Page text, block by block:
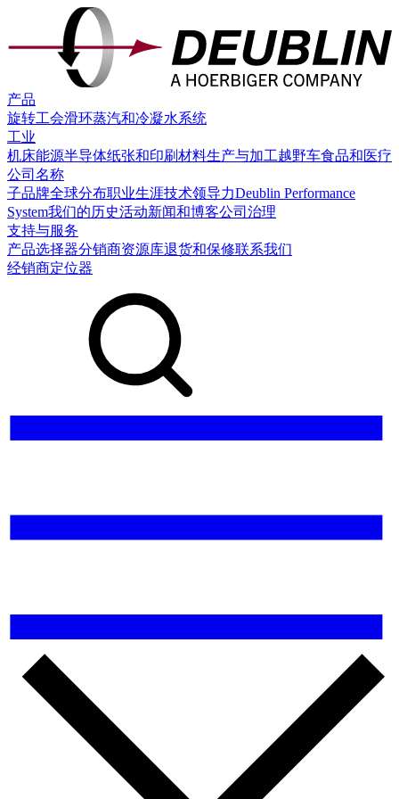
产品
旋转工会滑环蒸汽和冷凝水系统
工业
机床能源半导体纸张和印刷材料生产与加工越野车食品和医疗
公司名称
子品牌全球分布职业生涯技术领导力Deublin Performance
System我们的历史活动新闻和博客公司治理
支持与服务
产品选择器分销商资源库退货和保修联系我们
经销商定位器